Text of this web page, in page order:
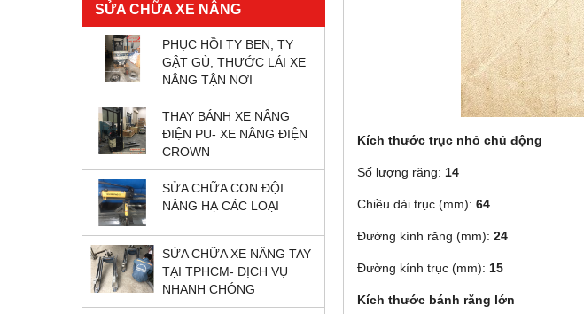
SỬA CHỮA XE NÂNG
PHỤC HỒI TY BEN, TY
GẬT GÙ, THƯỚC LÁI XE
NÂNG TẬN NƠI
THAY BÁNH XE NÂNG
ĐIỆN PU- XE NÂNG ĐIỆN
CROWN
SỬA CHỮA CON ĐỘI
NÂNG HẠ CÁC LOẠI
SỬA CHỮA XE NÂNG TAY
TẠI TPHCM- DỊCH VỤ
NHANH CHÓNG
Kích thước trục nhỏ chủ động
Số lượng răng: 14
Chiều dài trục (mm): 64
Đường kính răng (mm): 24
Đường kính trục (mm): 15
Kích thước bánh răng lớn